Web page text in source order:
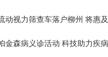
动视力筛查车落户柳州 将惠
金森病义诊活动 科技助力疾